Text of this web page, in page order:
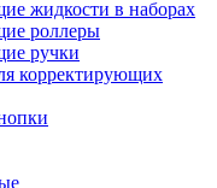
жидкости в наборах
роллеры
ручки
корректирующих